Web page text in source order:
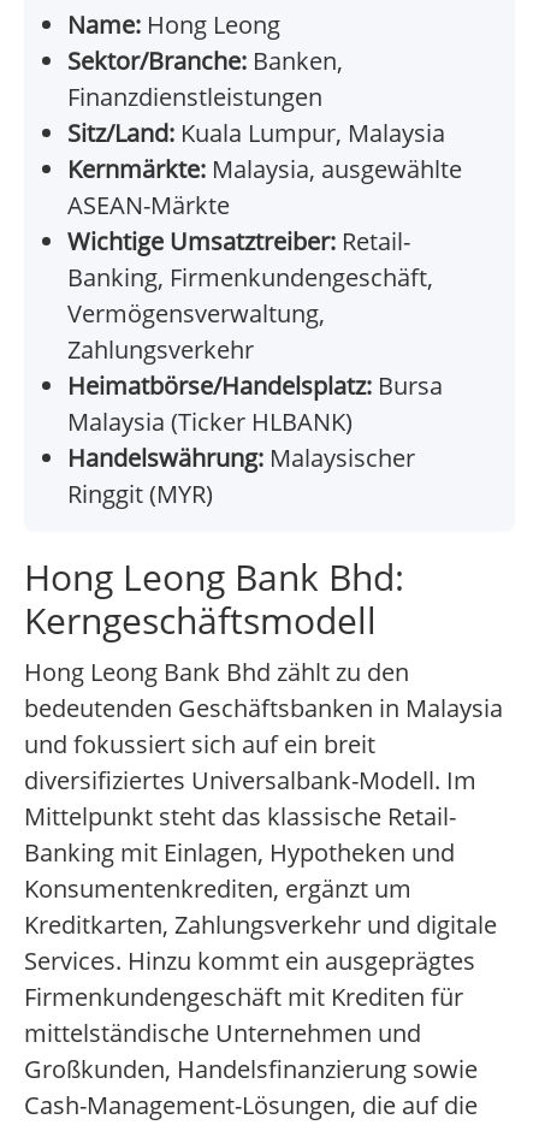
Name: Hong Leong
Sektor/Branche: Banken,
Finanzdienstleistungen
Sitz/Land: Kuala Lumpur, Malaysia
Kernmärkte: Malaysia, ausgewählte
ASEAN-Märkte
Wichtige Umsatztreiber: Retail-
Banking, Firmenkundengeschäft,
Vermögensverwaltung,
Zahlungsverkehr
Heimatbörse/Handelsplatz: Bursa
Malaysia (Ticker HLBANK)
Handelswährung: Malaysischer
Ringgit (MYR)
Hong Leong Bank Bhd:
Kerngeschäftsmodell
Hong Leong Bank Bhd zählt zu den
bedeutenden Geschäftsbanken in Malaysia
und fokussiert sich auf ein breit
diversifiziertes Universalbank-Modell. Im
Mittelpunkt steht das klassische Retail-
Banking mit Einlagen, Hypotheken und
Konsumentenkrediten, ergänzt um
Kreditkarten, Zahlungsverkehr und digitale
Services. Hinzu kommt ein ausgeprägtes
Firmenkundengeschäft mit Krediten für
mittelständische Unternehmen und
Großkunden, Handelsfinanzierung sowie
Cash-Management-Lösungen, die auf die